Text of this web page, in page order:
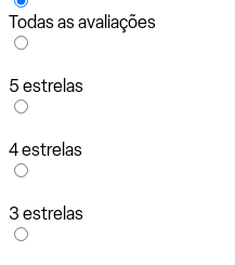
Todas as avaliações
5 estrelas
4 estrelas
3 estrelas